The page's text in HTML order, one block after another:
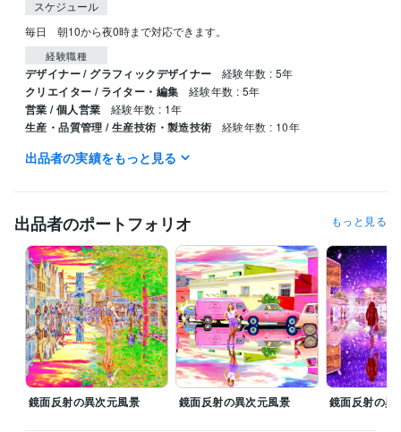
スケジュール
毎日　朝10から夜0時まで対応できます。
経験職種
デザイナー / グラフィックデザイナー 経験年数 : 5年
クリエイター / ライター・編集 経験年数 : 5年
営業 / 個人営業 経験年数 : 1年
生産・品質管理 / 生産技術・製造技術 経験年数 : 10年
職歴
動画編集・映像制作 画像合成、画像修正、タイトル制作、ブログ
合成画像 合成写真 タイトル制作 表紙制作
ブログ記事
アフェリエイト
ニュース記事 スチームパンク サイバーパンク 小説
学歴
東京都立工芸高等学校 1988年3月 ~ 1990年2月
出品者の実績をもっと見る
出品者のポートフォリオ もっと見る
鏡面反射の異次元風景 鏡面反射の異次元風景 鏡面反射の異